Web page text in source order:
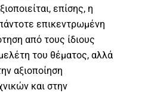
επίσης, η
επικεντρωμένη
από τους ίδιους
του θέματος, αλλά
αξιοποίηση
και στην